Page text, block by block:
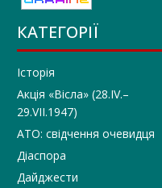
КАТЕГОРІЇ
Історія
Акція «Вісла» (28.IV.–
29.VII.1947)
АТО: свідчення очевидця
Діаспора
Дайджести